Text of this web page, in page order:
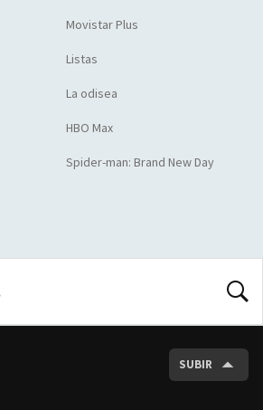
Movistar Plus
Listas
La odisea
HBO Max
Spider-man: Brand New Day
SUBIR